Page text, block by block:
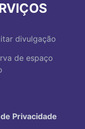
divulgação
de espaço
Privacidade